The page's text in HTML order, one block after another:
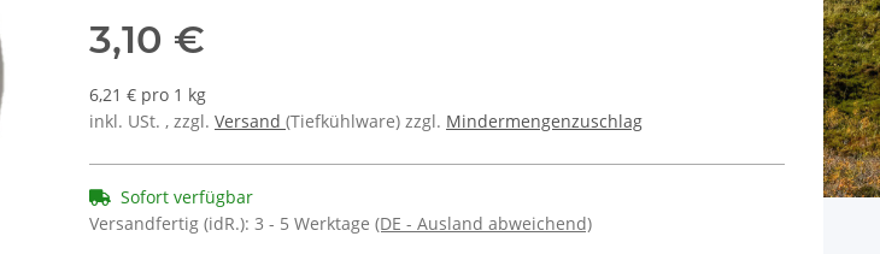
3,10 €
6,21 € pro 1 kg
inkl. USt. , zzgl. Versand (Tiefkühlware) zzgl. Mindermengenzuschlag
Sofort verfügbar
Versandfertig (idR.): 3 - 5 Werktage (DE - Ausland abweichend)